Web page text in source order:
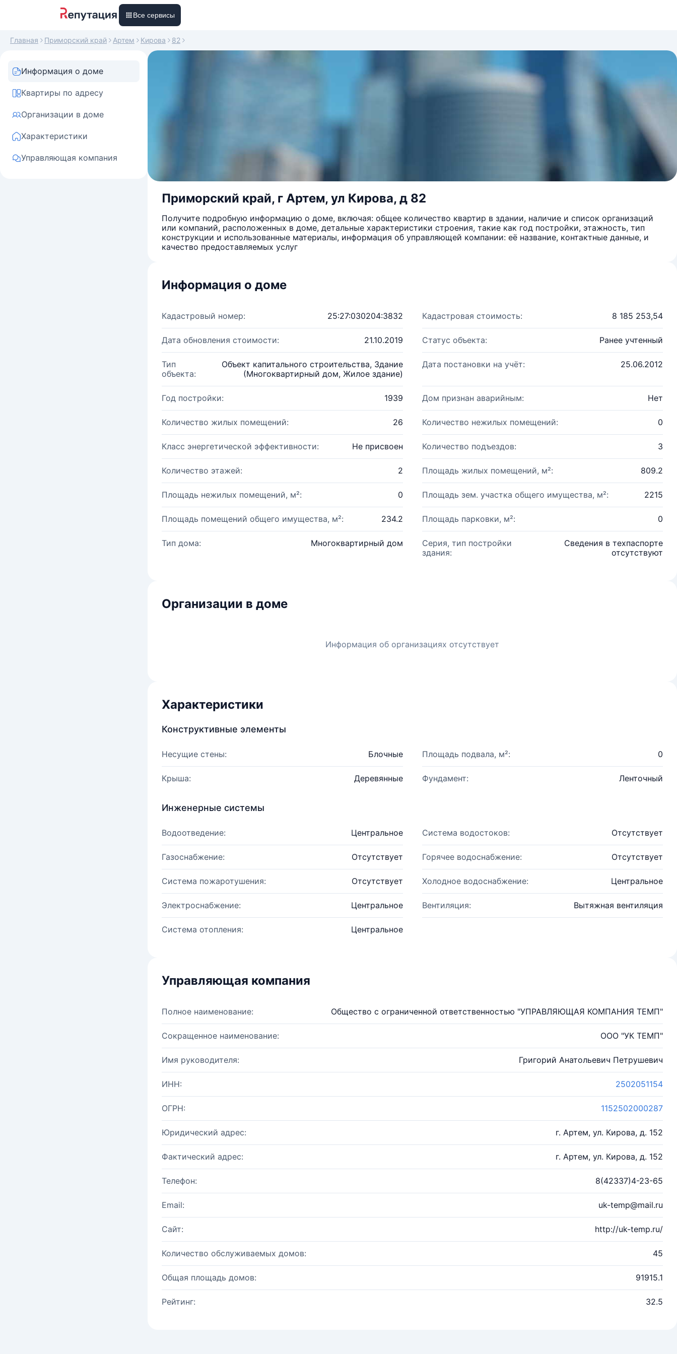
Все сервисы
Главная Приморский край Артем Кирова 82
Информация о доме
Квартиры по адресу
Организации в доме
Характеристики
Управляющая компания
Приморский край, г Артем, ул Кирова, д 82
Получите подробную информацию о доме, включая: общее количество квартир в здании, наличие и список организаций
или компаний, расположенных в доме, детальные характеристики строения, такие как год постройки, этажность, тип
конструкции и использованные материалы, информация об управляющей компании: её название, контактные данные, и
качество предоставляемых услуг
Информация о доме
Кадастровый номер: 25:27:030204:3832 Кадастровая стоимость: 8 185 253,54
Дата обновления стоимости: 21.10.2019 Статус объекта: Ранее учтенный
Тип
объекта:
Объект капитального строительства, Здание
(Многоквартирный дом, Жилое здание)
Дата постановки на учёт: 25.06.2012
Год постройки: 1939 Дом признан аварийным: Нет
Количество жилых помещений: 26 Количество нежилых помещений: 0
Класс энергетической эффективности: Не присвоен Количество подъездов: 3
Количество этажей: 2 Площадь жилых помещений, м²: 809.2
Площадь нежилых помещений, м²: 0 Площадь зем. участка общего имущества, м²: 2215
Площадь помещений общего имущества, м²: 234.2 Площадь парковки, м²: 0
Тип дома: Многоквартирный дом
Серия, тип постройки
здания:
Сведения в техпаспорте
отсутствуют
Организации в доме
Информация об организациях отсутствует
Характеристики
Конструктивные элементы
Несущие стены: Блочные Площадь подвала, м²: 0
Крыша: Деревянные Фундамент: Ленточный
Инженерные системы
Водоотведение: Центральное Система водостоков: Отсутствует
Газоснабжение: Отсутствует Горячее водоснабжение: Отсутствует
Система пожаротушения: Отсутствует Холодное водоснабжение: Центральное
Электроснабжение: Центральное Вентиляция: Вытяжная вентиляция
Система отопления: Центральное
Управляющая компания
Полное наименование: Общество с ограниченной ответственностью "УПРАВЛЯЮЩАЯ КОМПАНИЯ ТЕМП"
Сокращенное наименование: ООО "УК ТЕМП"
Имя руководителя: Григорий Анатольевич Петрушевич
ИНН: 2502051154
ОГРН: 1152502000287
Юридический адрес: г. Артем, ул. Кирова, д. 152
Фактический адрес: г. Артем, ул. Кирова, д. 152
Телефон: 8(42337)4-23-65
Email: uk-temp@mail.ru
Сайт: http://uk-temp.ru/
Количество обслуживаемых домов: 45
Общая площадь домов: 91915.1
Рейтинг: 32.5